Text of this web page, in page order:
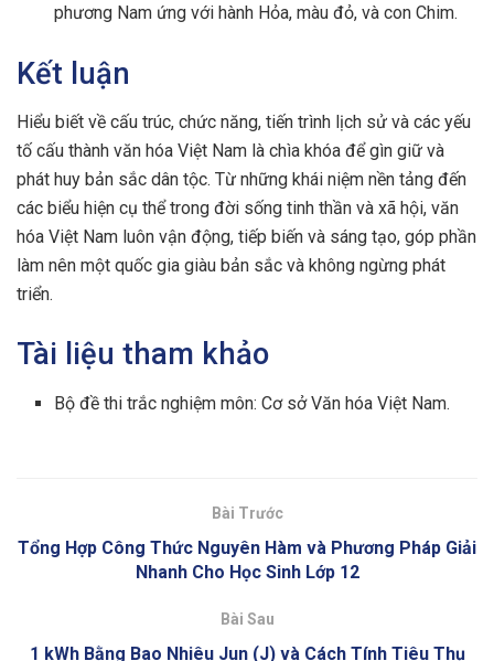
phương Nam ứng với hành Hỏa, màu đỏ, và con Chim.
Kết luận
Hiểu biết về cấu trúc, chức năng, tiến trình lịch sử và các yếu
tố cấu thành văn hóa Việt Nam là chìa khóa để gìn giữ và
phát huy bản sắc dân tộc. Từ những khái niệm nền tảng đến
các biểu hiện cụ thể trong đời sống tinh thần và xã hội, văn
hóa Việt Nam luôn vận động, tiếp biến và sáng tạo, góp phần
làm nên một quốc gia giàu bản sắc và không ngừng phát
triển.
Tài liệu tham khảo
Bộ đề thi trắc nghiệm môn: Cơ sở Văn hóa Việt Nam.
Bài Trước
Tổng Hợp Công Thức Nguyên Hàm và Phương Pháp Giải
Nhanh Cho Học Sinh Lớp 12
Bài Sau
1 kWh Bằng Bao Nhiêu Jun (J) và Cách Tính Tiêu Thụ